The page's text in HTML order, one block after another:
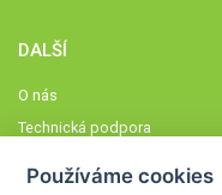
DALŠÍ
O nás
Technická podpora
Používáme cookies